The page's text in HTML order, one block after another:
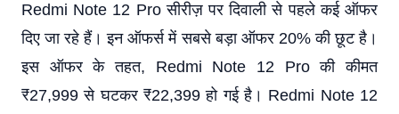
Redmi Note 12 Pro सीरीज़ पर दिवाली से पहले कई ऑफर
दिए जा रहे हैं। इन ऑफर्स में सबसे बड़ा ऑफर 20% की छूट है।
इस ऑफर के तहत, Redmi Note 12 Pro की कीमत
₹27,999 से घटकर ₹22,399 हो गई है। Redmi Note 12